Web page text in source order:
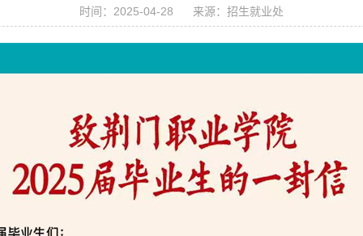
时间：2025-04-28 来源：招生就业处